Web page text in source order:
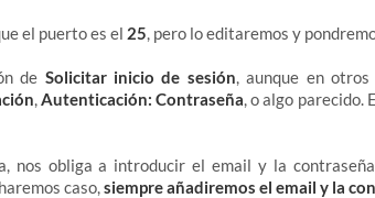
el puerto es el 25, pero lo editaremos y
de Solicitar inicio de sesión, aunque en
,Autenticación: Contraseña, o algo parecido.
nos obliga a introducir el email y la
caso,siempre añadiremos el email y la